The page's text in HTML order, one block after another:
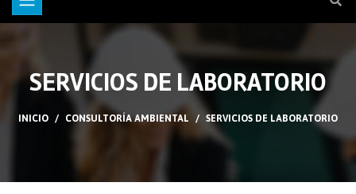
SERVICIOS DE LABORATORIO
INICIO CONSULTORÍA AMBIENTAL SERVICIOS DE LABORATORIO